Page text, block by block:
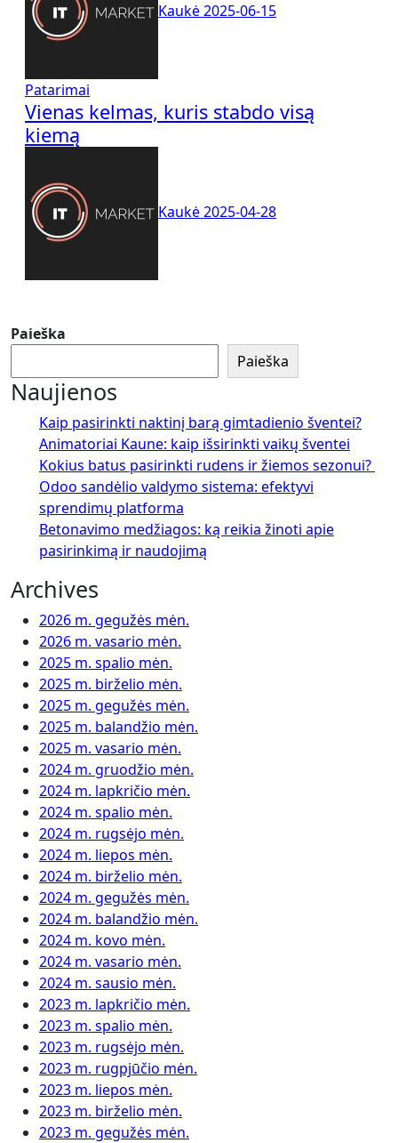
Kaukė2025-06-15
Patarimai
Vienas kelmas, kuris stabdo visą
kiemą
Kaukė2025-04-28
Paieška
Paieška
Naujienos
Kaip pasirinkti naktinį barą gimtadienio šventei?
Animatoriai Kaune: kaip išsirinkti vaikų šventei
Kokius batus pasirinkti rudens ir žiemos sezonui?
Odoo sandėlio valdymo sistema: efektyvi
sprendimų platforma
Betonavimo medžiagos: ką reikia žinoti apie
pasirinkimą ir naudojimą
Archives
2026 m. gegužės mėn.
2026 m. vasario mėn.
2025 m. spalio mėn.
2025 m. birželio mėn.
2025 m. gegužės mėn.
2025 m. balandžio mėn.
2025 m. vasario mėn.
2024 m. gruodžio mėn.
2024 m. lapkričio mėn.
2024 m. spalio mėn.
2024 m. rugsėjo mėn.
2024 m. liepos mėn.
2024 m. birželio mėn.
2024 m. gegužės mėn.
2024 m. balandžio mėn.
2024 m. kovo mėn.
2024 m. vasario mėn.
2024 m. sausio mėn.
2023 m. lapkričio mėn.
2023 m. spalio mėn.
2023 m. rugsėjo mėn.
2023 m. rugpjūčio mėn.
2023 m. liepos mėn.
2023 m. birželio mėn.
2023 m. gegužės mėn.